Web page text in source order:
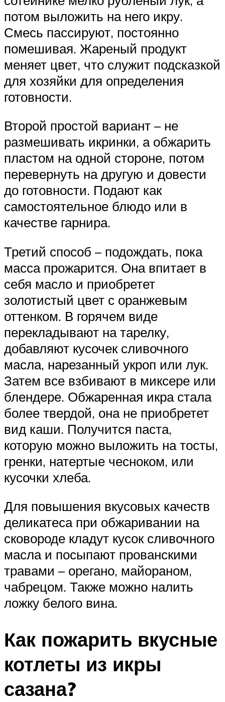
потом выложить на него икру.
Смесь пассируют, постоянно
помешивая. Жареный продукт
меняет цвет, что служит подсказкой
для хозяйки для определения
готовности.
Второй простой вариант – не
размешивать икринки, а обжарить
пластом на одной стороне, потом
перевернуть на другую и довести
до готовности. Подают как
самостоятельное блюдо или в
качестве гарнира.
Третий способ – подождать, пока
масса прожарится. Она впитает в
себя масло и приобретет
золотистый цвет с оранжевым
оттенком. В горячем виде
перекладывают на тарелку,
добавляют кусочек сливочного
масла, нарезанный укроп или лук.
Затем все взбивают в миксере или
блендере. Обжаренная икра стала
более твердой, она не приобретет
вид каши. Получится паста,
которую можно выложить на тосты,
гренки, натертые чесноком, или
кусочки хлеба.
Для повышения вкусовых качеств
деликатеса при обжаривании на
сковороде кладут кусок сливочного
масла и посыпают прованскими
травами – орегано, майораном,
чабрецом. Также можно налить
ложку белого вина.
Как пожарить вкусные
котлеты из икры
сазана?